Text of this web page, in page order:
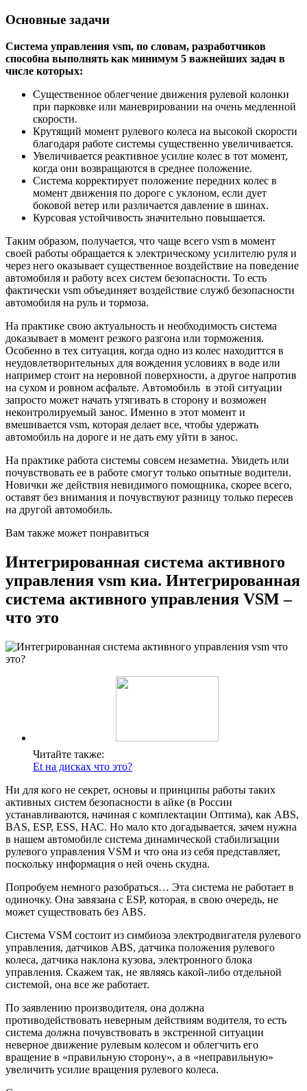
Основные задачи
Система управления vsm, по словам, разработчиков
способна выполнять как минимум 5 важнейших задач в
числе которых:
Существенное облегчение движения рулевой колонки
при парковке или маневрировании на очень медленной
скорости.
Крутящий момент рулевого колеса на высокой скорости
благодаря работе системы существенно увеличивается.
Увеличивается реактивное усилие колес в тот момент,
когда они возвращаются в среднее положение.
Система корректирует положение передних колес в
момент движения по дороге с уклоном, если дует
боковой ветер или различается давление в шинах.
Курсовая устойчивость значительно повышается.
Таким образом, получается, что чаще всего vsm в момент
своей работы обращается к электрическому усилителю руля и
через него оказывает существенное воздействие на поведение
автомобиля и работу всех систем безопасности. То есть
фактически vsm объединяет воздействие служб безопасности
автомобиля на руль и тормоза.
На практике свою актуальность и необходимость система
доказывает в момент резкого разгона или торможения.
Особенно в тех ситуация, когда одно из колес находиттся в
неудовлетворительных для вождения условиях в воде или
например стоит на неровной поверхности, а другое напротив
на сухом и ровном асфальте. Автомобиль в этой ситуации
запросто может начать утягивать в сторону и возможен
неконтролируемый занос. Именно в этот момент и
вмешивается vsm, которая делает все, чтобы удержать
автомобиль на дороге и не дать ему уйти в занос.
На практике работа системы совсем незаметна. Увидеть или
почувствовать ее в работе смогут только опытные водители.
Новички же действия невидимого помощника, скорее всего,
оставят без внимания и почувствуют разницу только пересев
на другой автомобиль.
Вам также может понравиться
Интегрированная система активного
управления vsm киа. Интегрированная
система активного управления VSM –
что это
Читайте также:
Et на дисках что это?
Ни для кого не секрет, основы и принципы работы таких
активных систем безопасности в айке (в России
устанавливаются, начиная с комплектации Оптима), как АВS,
BAS, ESP, ESS, НАС. Но мало кто догадывается, зачем нужна
в нашем автомобиле система динамической стабилизации
рулевого управления VSM и что она из себя представляет,
поскольку информация о ней очень скудна.
Попробуем немного разобраться… Эта система не работает в
одиночку. Она завязана с ЕSP, которая, в свою очередь, не
может существовать без ABS.
Система VSM состоит из симбиоза электродвигателя рулевого
управления, датчиков ABS, датчика положения рулевого
колеса, датчика наклона кузова, электронного блока
управления. Скажем так, не являясь какой-либо отдельной
системой, она все же работает.
По заявлению производителя, она должна
противодействовать неверным действиям водителя, то есть
система должна почувствовать в экстренной ситуации
неверное движение рулевым колесом и облегчить его
вращение в «правильную сторону», а в «неправильную»
увеличить усилие вращения рулевого колеса.